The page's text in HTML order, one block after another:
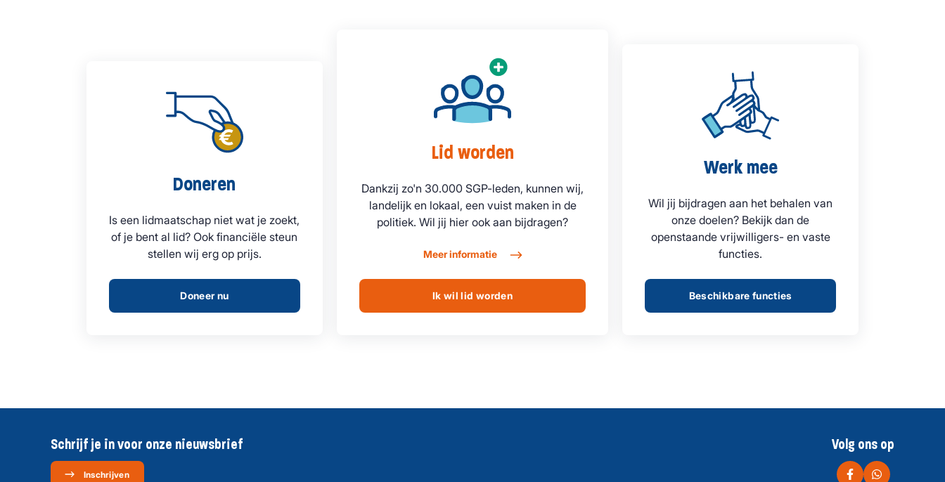
Lid worden
Dankzij zo'n 30.000 SGP-leden, kunnen wij,
landelijk en lokaal, een vuist maken in de
politiek. Wil jij hier ook aan bijdragen?
Meer informatie
Ik wil lid worden
Doneren
Is een lidmaatschap niet wat je zoekt,
of je bent al lid? Ook financiële steun
stellen wij erg op prijs.
Doneer nu
Werk mee
Wil jij bijdragen aan het behalen van
onze doelen? Bekijk dan de
openstaande vrijwilligers- en vaste
functies.
Beschikbare functies
Schrijf je in voor onze nieuwsbrief
Inschrijven
Volg ons op